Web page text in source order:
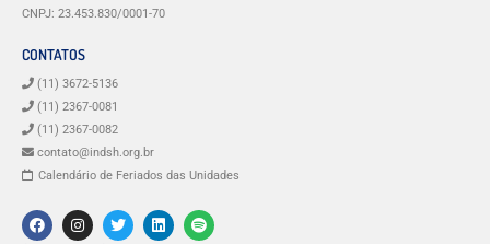
CNPJ: 23.453.830/0001-70
CONTATOS
(11) 3672-5136
(11) 2367-0081
(11) 2367-0082
contato@indsh.org.br
Calendário de Feriados das Unidades